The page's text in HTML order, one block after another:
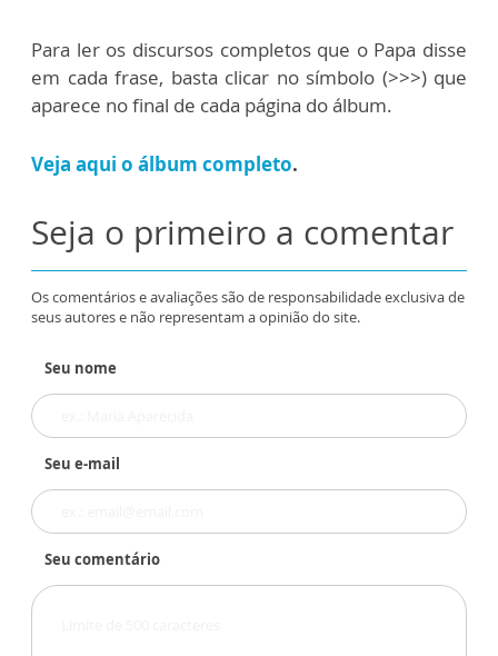
Para ler os discursos completos que o Papa disse
em cada frase, basta clicar no símbolo (>>>) que
aparece no final de cada página do álbum.
Veja aqui o álbum completo.
Seja o primeiro a comentar
Os comentários e avaliações são de responsabilidade exclusiva de
seus autores e não representam a opinião do site.
Seu nome
Seu e-mail
Seu comentário